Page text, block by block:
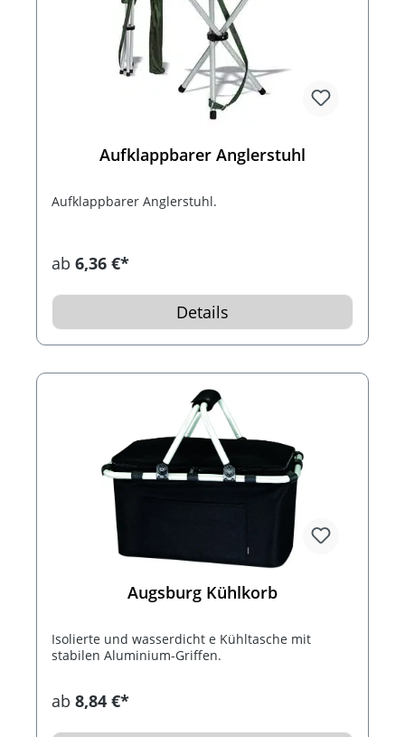
Aufklappbarer Anglerstuhl
Aufklappbarer Anglerstuhl.
ab 6,36 €*
Details
Augsburg Kühlkorb
Isolierte und wasserdicht e Kühltasche mit
stabilen Aluminium-Griffen.
ab 8,84 €*